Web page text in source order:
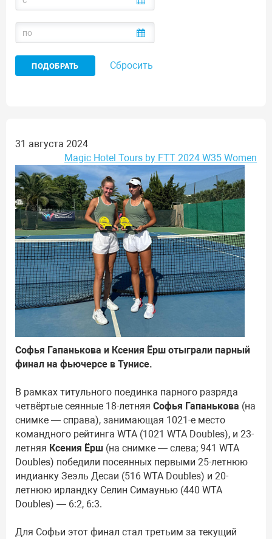
Сбросить
31 августа 2024
Magic Hotel Tours by FTT 2024 W35 Women
Софья Гапанькова и Ксения Ёрш отыграли парный
финал на фьючерсе в Тунисе.
В рамках титульного поединка парного разряда
четвёртые сеянные 18-летняя Софья Гапанькова (на
снимке — справа), занимающая 1021-е место
командного рейтинга WTA (1021 WTA Doubles), и 23-
летняя Ксения Ёрш (на снимке — слева; 941 WTA
Doubles) победили посеянных первыми 25-летнюю
индианку Зеэль Десаи (516 WTA Doubles) и 20-
летнюю ирландку Селин Симаунью (440 WTA
Doubles) — 6:2, 6:3.
Для Софьи этот финал стал третьим за текущий